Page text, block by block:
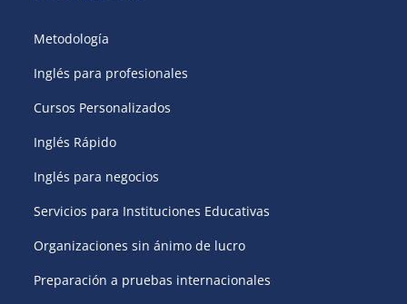
Metodología
Inglés para profesionales
Cursos Personalizados
Inglés Rápido
Inglés para negocios
Servicios para Instituciones Educativas
Organizaciones sin ánimo de lucro
Preparación a pruebas internacionales